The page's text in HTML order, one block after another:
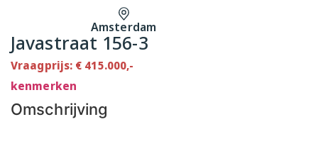
Amsterdam
Javastraat 156-3
Vraagprijs: € 415.000,-
kenmerken
Omschrijving